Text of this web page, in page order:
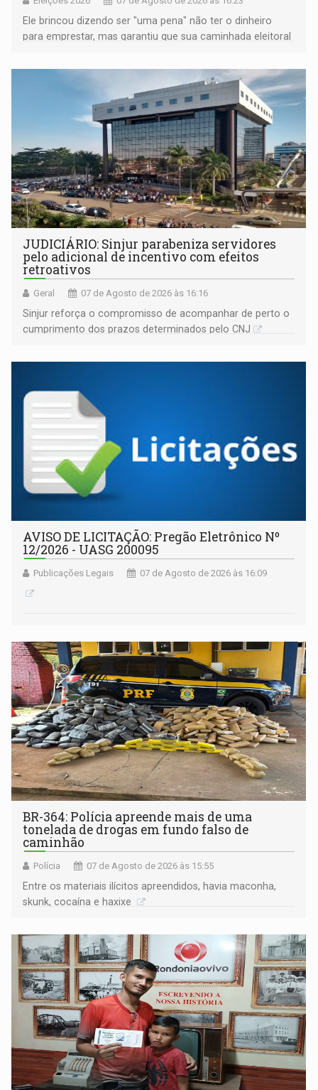
Ele brincou dizendo ser "uma pena" não ter o dinheiro
para emprestar, mas garantiu que sua caminhada eleitoral
JUDICIÁRIO: Sinjur parabeniza servidores
pelo adicional de incentivo com efeitos
retroativos
Geral 07 de Agosto de 2026 às 16:16
Sinjur reforça o compromisso de acompanhar de perto o
cumprimento dos prazos determinados pelo CNJ
AVISO DE LICITAÇÃO: Pregão Eletrônico Nº
12/2026 - UASG 200095
Publicações Legais 07 de Agosto de 2026 às 16:09
BR-364: Polícia apreende mais de uma
tonelada de drogas em fundo falso de
caminhão
Polícia 07 de Agosto de 2026 às 15:55
Entre os materiais ilícitos apreendidos, havia maconha,
skunk, cocaína e haxixe